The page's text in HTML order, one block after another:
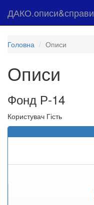
ДАКО.описи&справи
Головна Описи
Описи
Фонд Р-14
Користувач Гість